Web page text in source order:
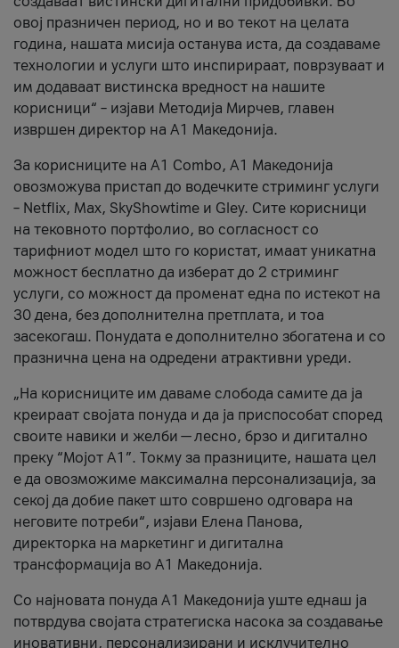
овој празничен период, но и во текот на целата
година, нашата мисија останува иста, да создаваме
технологии и услуги што инспирираат, поврзуваат и
им додаваат вистинска вредност на нашите
корисници“ – изјави Методија Мирчев, главен
извршен директор на А1 Македонија.
За корисниците на A1 Combo, А1 Македонија
овозможува пристап до водечките стриминг услуги
– Netflix, Max, SkyShowtime и Gley. Сите корисници
на тековното портфолио, во согласност со
тарифниот модел што го користат, имаат уникатна
можност бесплатно да изберат до 2 стриминг
услуги, со можност да променат една по истекот на
30 дена, без дополнителна претплата, и тоа
засекогаш. Понудата е дополнително збогатена и со
празнична цена на одредени атрактивни уреди.
„На корисниците им даваме слобода самите да ја
креираат својата понуда и да ја приспособат според
своите навики и желби — лесно, брзо и дигитално
преку “Мојот А1”. Токму за празниците, нашата цел
е да овозможиме максимална персонализација, за
секој да добие пакет што совршено одговара на
неговите потреби“, изјави Елена Панова,
директорка на маркетинг и дигитална
трансформација во А1 Македонија.
Со најновата понуда А1 Македонија уште еднаш ја
потврдува својата стратегиска насока за создавање
иновативни, персонализирани и исклучително